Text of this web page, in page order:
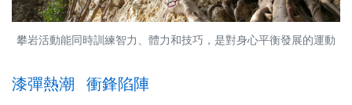
攀岩活動能同時訓練智力、體力和技巧，是對身心平衡發展的運動
漆彈熱潮 衝鋒陷陣